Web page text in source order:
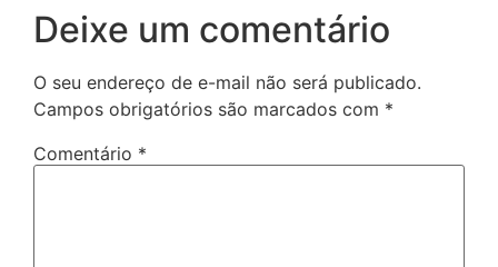
Deixe um comentário
O seu endereço de e-mail não será publicado.
Campos obrigatórios são marcados com *
Comentário *